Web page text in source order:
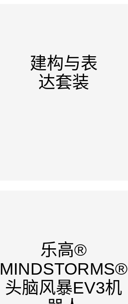
建构与表
达套装
乐高®
MINDSTORMS®
头脑风暴EV3机